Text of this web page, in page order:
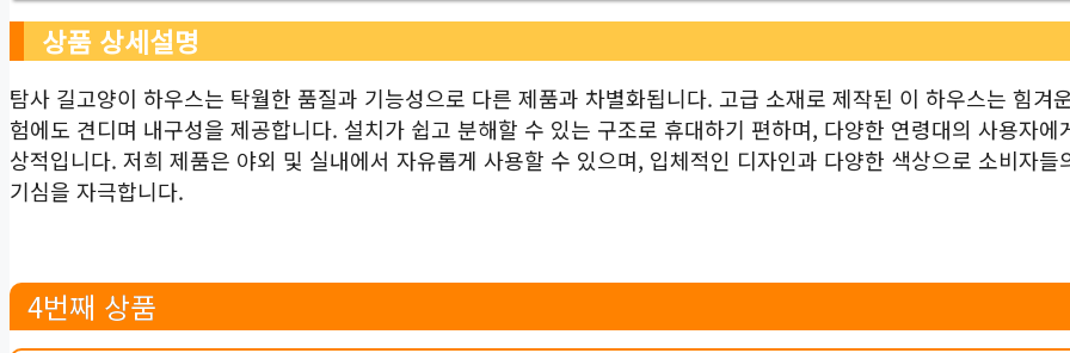
상품 상세설명
탐사 길고양이 하우스는 탁월한 품질과 기능성으로 다른 제품과 차별화됩니다. 고급 소재로 제작된 이 하우스는 힘겨
험에도 견디며 내구성을 제공합니다. 설치가 쉽고 분해할 수 있는 구조로 휴대하기 편하며, 다양한 연령대의 사용자에
상적입니다. 저희 제품은 야외 및 실내에서 자유롭게 사용할 수 있으며, 입체적인 디자인과 다양한 색상으로 소비자들
기심을 자극합니다.
4번째 상품